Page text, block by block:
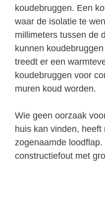
koudebruggen. Een
waar de isolatie te
millimeters tussen de
kunnen
treedt er een
koudebruggen voor
muren koud worden.
Wie geen oorzaak
huis kan vinden,
zogenaamde
constructiefout met